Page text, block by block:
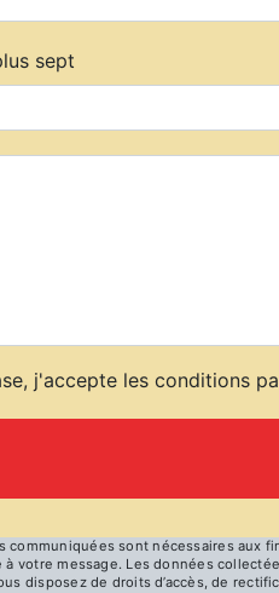
sept
j'accepte les conditions
communiquées sont nécessaires aux
votre message. Les données
disposez de droits d’accès, de